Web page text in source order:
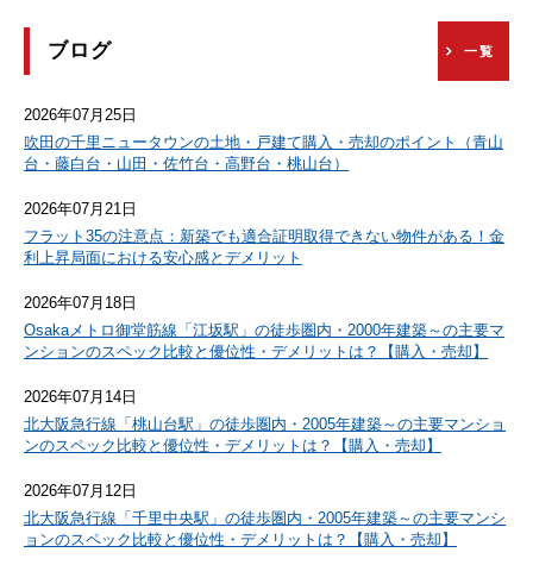
ブログ 一覧
2026年07月25日
吹田の千里ニュータウンの土地・戸建て購入・売却のポイント（青山
台・藤白台・山田・佐竹台・高野台・桃山台）
2026年07月21日
フラット35の注意点：新築でも適合証明取得できない物件がある！金
利上昇局面における安心感とデメリット
2026年07月18日
Osakaメトロ御堂筋線「江坂駅」の徒歩圏内・2000年建築～の主要マ
ンションのスペック比較と優位性・デメリットは？【購入・売却】
2026年07月14日
北大阪急行線「桃山台駅」の徒歩圏内・2005年建築～の主要マンショ
ンのスペック比較と優位性・デメリットは？【購入・売却】
2026年07月12日
北大阪急行線「千里中央駅」の徒歩圏内・2005年建築～の主要マンシ
ョンのスペック比較と優位性・デメリットは？【購入・売却】